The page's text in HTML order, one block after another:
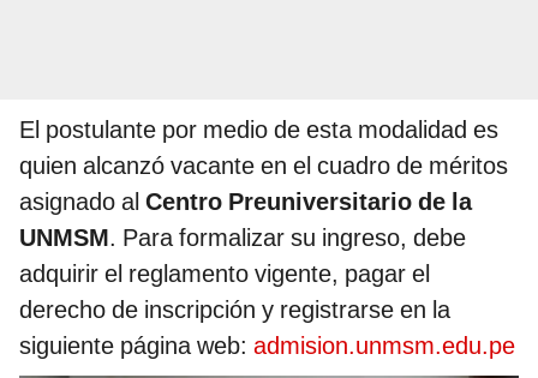
El postulante por medio de esta modalidad es
quien alcanzó vacante en el cuadro de méritos
asignado al Centro Preuniversitario de la
UNMSM. Para formalizar su ingreso, debe
adquirir el reglamento vigente, pagar el
derecho de inscripción y registrarse en la
siguiente página web: admision.unmsm.edu.pe